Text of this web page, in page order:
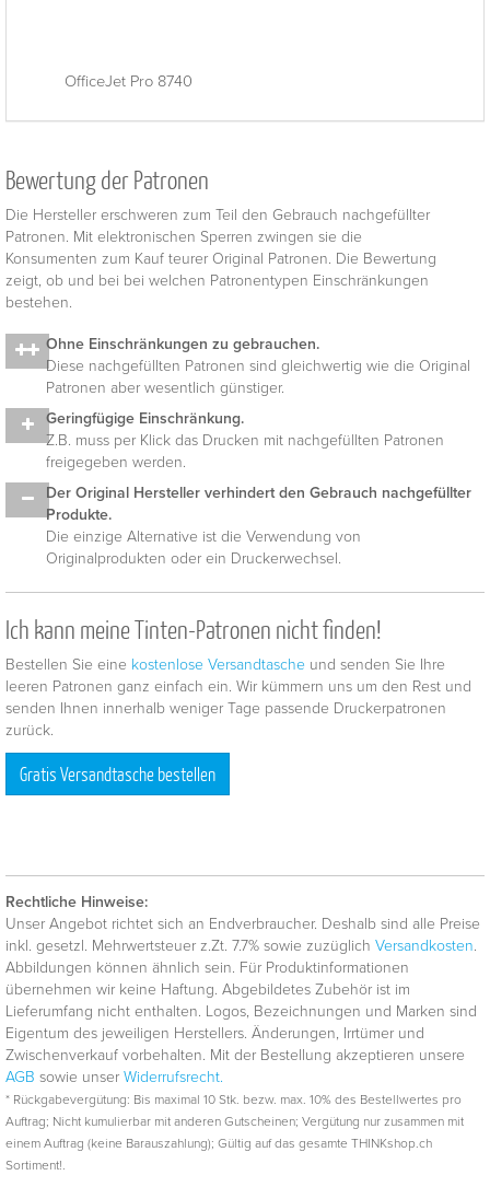
OfficeJet Pro 8740
Bewertung der Patronen
Die Hersteller erschweren zum Teil den Gebrauch nachgefüllter
Patronen. Mit elektronischen Sperren zwingen sie die
Konsumenten zum Kauf teurer Original Patronen. Die Bewertung
zeigt, ob und bei bei welchen Patronentypen Einschränkungen
bestehen.
Ohne Einschränkungen zu gebrauchen.
Diese nachgefüllten Patronen sind gleichwertig wie die Original
Patronen aber wesentlich günstiger.
Geringfügige Einschränkung.
Z.B. muss per Klick das Drucken mit nachgefüllten Patronen
freigegeben werden.
Der Original Hersteller verhindert den Gebrauch nachgefüllter
Produkte.
Die einzige Alternative ist die Verwendung von
Originalprodukten oder ein Druckerwechsel.
Ich kann meine Tinten-Patronen nicht finden!
Bestellen Sie eine kostenlose Versandtasche und senden Sie Ihre
leeren Patronen ganz einfach ein. Wir kümmern uns um den Rest und
senden Ihnen innerhalb weniger Tage passende Druckerpatronen
zurück.
Gratis Versandtasche bestellen
Rechtliche Hinweise:
Unser Angebot richtet sich an Endverbraucher. Deshalb sind alle Preise
inkl. gesetzl. Mehrwertsteuer z.Zt. 7.7% sowie zuzüglich Versandkosten.
Abbildungen können ähnlich sein. Für Produktinformationen
übernehmen wir keine Haftung. Abgebildetes Zubehör ist im
Lieferumfang nicht enthalten. Logos, Bezeichnungen und Marken sind
Eigentum des jeweiligen Herstellers. Änderungen, Irrtümer und
Zwischenverkauf vorbehalten. Mit der Bestellung akzeptieren unsere
AGB sowie unser Widerrufsrecht.
* Rückgabevergütung: Bis maximal 10 Stk. bezw. max. 10% des Bestellwertes pro
Auftrag; Nicht kumulierbar mit anderen Gutscheinen; Vergütung nur zusammen mit
einem Auftrag (keine Barauszahlung); Gültig auf das gesamte THINKshop.ch
Sortiment!.